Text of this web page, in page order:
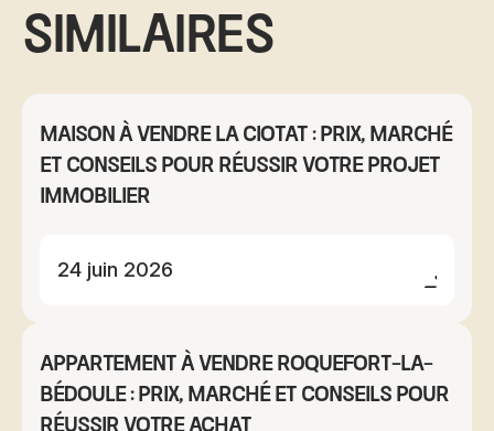
similaires
Maison à vendre La Ciotat : prix, marché
et conseils pour réussir votre projet
immobilier
24 juin 2026
Appartement à vendre Roquefort-la-
Bédoule : prix, marché et conseils pour
réussir votre achat